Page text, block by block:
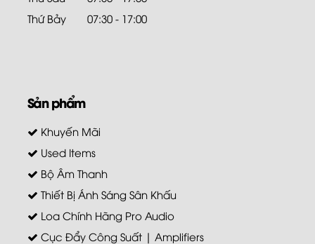
Thứ Bảy
07:30 - 17:00
Sản phẩm
Khuyến Mãi
Used Items
Bộ Âm Thanh
Thiết Bị Ánh Sáng Sân Khấu
Loa Chính Hãng Pro Audio
Cục Đẩy Công Suất | Amplifiers